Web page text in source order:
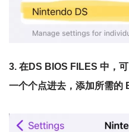
3. 在DS BIOS FILES 中，
一个个点进去，添加所需的